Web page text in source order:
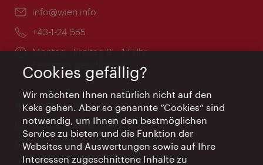
Email:
info@wien.info
Telefon:
+43-1-24 555
Öffnungszeiten:
Montag - Freitag 9 – 17 Uhr
Feiertags geschlossen
AI Concierge Wien
Ort:
concierge.wien.info
Öffnungszeiten:
Informationen rund um die Uhr
Cookies gefällig?
Wir möchten Ihnen natürlich nicht auf den
Keks gehen. Aber so genannte “Cookies” sind
notwendig, um Ihnen den bestmöglichen
Service zu bieten und die Funktion der
Websites und Auswertungen sowie auf Ihre
Interessen zugeschnittene Inhalte zu